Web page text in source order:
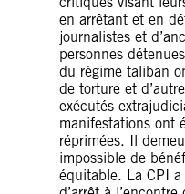
en arrêtant et en
journalistes et
personnes
du régime taliban
de torture et
exécutés
manifestations ont
réprimées. Il
impossible de
équitable. La CPI